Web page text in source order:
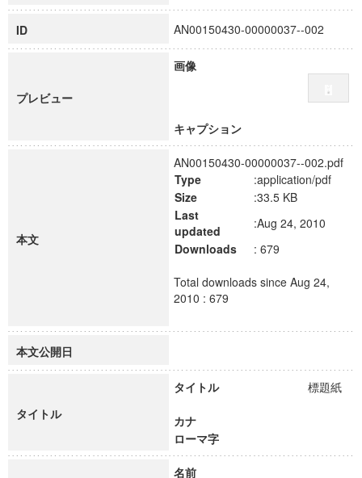
慶應義塾大学グローバルCOEプログラム論理と感性の先端的
博士課程教育リーディングプログラム「超成熟社会発展のサ
学術雑誌掲載論文等(8)
ID AN00150430-00000037--002
プレビュー
画像
キャプション
本文
AN00150430-00000037--002.pdf
Type
:application/pdf
Size
:33.5 KB
Last
updated
:Aug 24, 2010
Downloads
: 679
Total downloads since Aug 24,
2010 : 679
本文公開日
タイトル
タイトル 標題紙
カナ
ローマ字
名前